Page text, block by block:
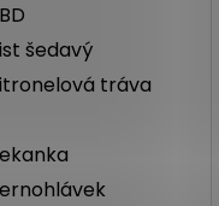
šedavý
tráva